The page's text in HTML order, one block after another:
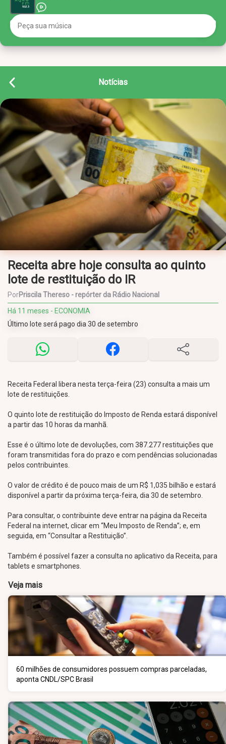
Notícias
Receita abre hoje consulta ao quinto
lote de restituição do IR
PorPriscila Thereso - repórter da Rádio Nacional
Há 11 meses - ECONOMIA
Último lote será pago dia 30 de setembro
Receita Federal libera nesta terça-feira (23) consulta a mais um
lote de restituições.
O quinto lote de restituição do Imposto de Renda estará disponível
a partir das 10 horas da manhã.
Esse é o último lote de devoluções, com 387.277 restituições que
foram transmitidas fora do prazo e com pendências solucionadas
pelos contribuintes.
O valor de crédito é de pouco mais de um R$ 1,035 bilhão e estará
disponível a partir da próxima terça-feira, dia 30 de setembro.
Para consultar, o contribuinte deve entrar na página da Receita
Federal na internet, clicar em “Meu Imposto de Renda”; e, em
seguida, em “Consultar a Restituição”.
Também é possível fazer a consulta no aplicativo da Receita, para
tablets e smartphones.
Veja mais
60 milhões de consumidores possuem compras parceladas,
aponta CNDL/SPC Brasil